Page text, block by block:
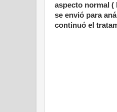
aspecto normal (
se envió para
continuó el